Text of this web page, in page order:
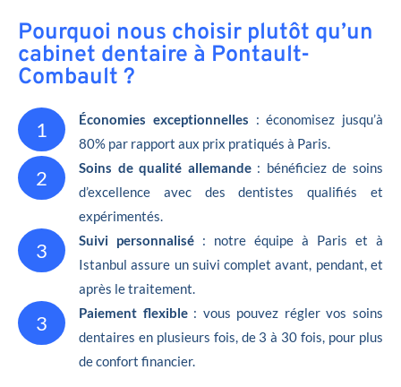
Pourquoi nous choisir plutôt qu’un
cabinet dentaire à Pontault-
Combault ?
1 Économies exceptionnelles : économisez jusqu’à
80% par rapport aux prix pratiqués à Paris.
2 Soins de qualité allemande: bénéficiez de soins
d’excellence avec des dentistes qualifiés et
expérimentés.
3 Suivi personnalisé : notre équipe à Paris et à
Istanbul assure un suivi complet avant, pendant, et
après le traitement.
3 Paiement flexible: vous pouvez régler vos soins
dentaires en plusieurs fois, de 3 à 30 fois, pour plus
de confort financier.